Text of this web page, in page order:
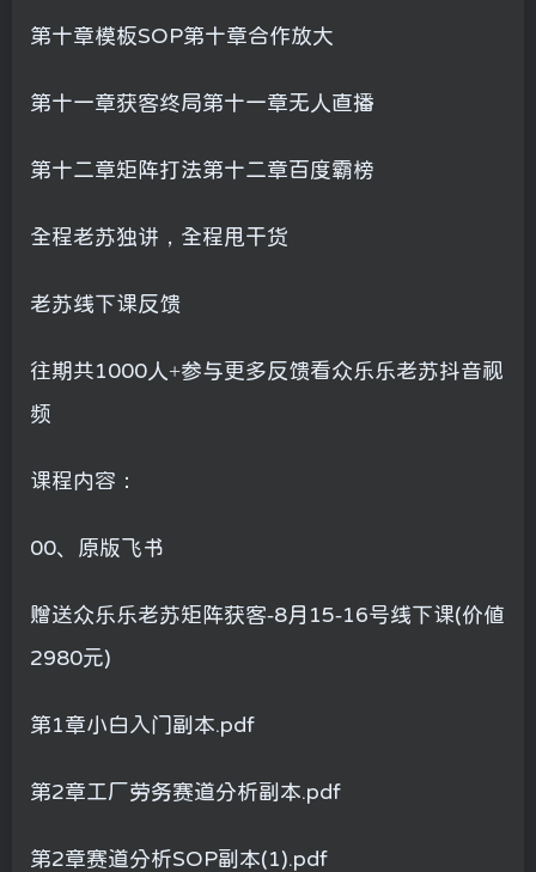
第十章模板SOP第十章合作放大
第十一章获客终局第十一章无人直播
第十二章矩阵打法第十二章百度霸榜
全程老苏独讲，全程甩干货
老苏线下课反馈
往期共1000人+参与更多反馈看众乐乐老苏抖音视
频
课程内容：
00、原版飞书
赠送众乐乐老苏矩阵获客-8月15-16号线下课(价值
2980元)
第1章小白入门副本.pdf
第2章工厂劳务赛道分析副本.pdf
第2章赛道分析SOP副本(1).pdf